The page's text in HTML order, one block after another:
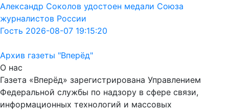
Александр Соколов удостоен медали Союза
журналистов России
Гость 2026-08-07 19:15:20
Архив газеты "Вперёд"
О нас
Газета «Вперёд» зарегистрирована Управлением
Федеральной службы по надзору в сфере связи,
информационных технологий и массовых